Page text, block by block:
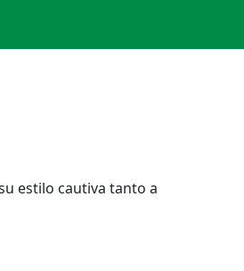
estilo cautiva tanto a